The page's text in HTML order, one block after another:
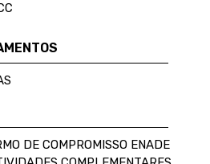
DE COMPROMISSO ENADE